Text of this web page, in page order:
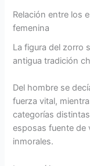
Relación entre los
femenina
La figura del zorro
antigua tradición
Del hombre se
fuerza vital,
categorías
esposas fuente de
inmorales.